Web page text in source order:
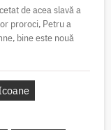
de acea slavă a
proroci, Petru a
bine este nouă